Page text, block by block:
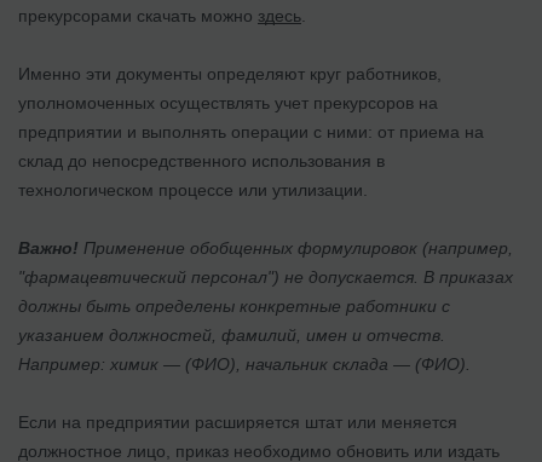
прекурсорами скачать можно здесь
Именно эти документы определяют круг работников,
уполномоченных осуществлять учет прекурсоров на
предприятии и выполнять операции с ними: от приема на
склад до непосредственного использования в
технологическом процессе или утилизации.
Важно! Применение обобщенных формулировок (например,
"фармацевтический персонал") не допускается. В приказах
должны быть определены конкретные работники с
указанием должностей, фамилий, имен и отчеств.
Например: химик — (ФИО), начальник склада — (ФИО).
Если на предприятии расширяется штат или меняется
должностное лицо, приказ необходимо обновить или издать